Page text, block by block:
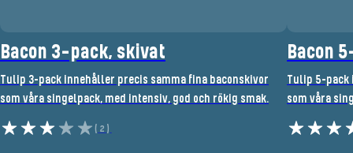
Bacon 3-pack, skivat
Tulip 3-pack innehåller precis samma fina baconskivor
som våra singelpack, med intensiv, god och rökig smak.
(2)
Bacon
Tulip 5-pack
som våra